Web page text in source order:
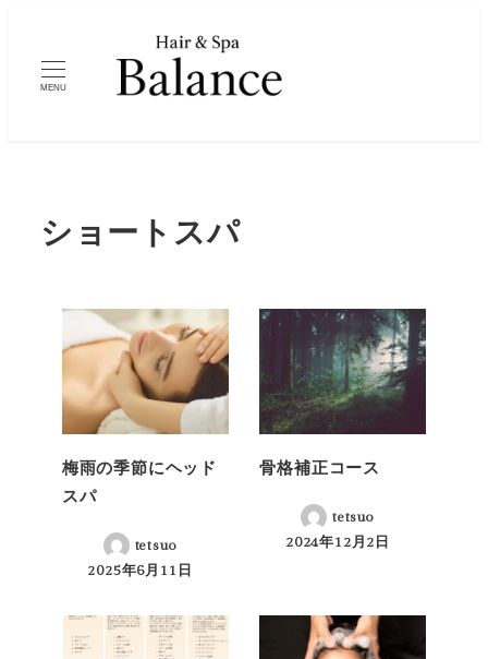
MENU
ショートスパ
梅雨の季節にヘッド
スパ
tetsuo
投稿日
2025年6月11日
骨格補正コース
tetsuo
投稿日
2024年12月2日